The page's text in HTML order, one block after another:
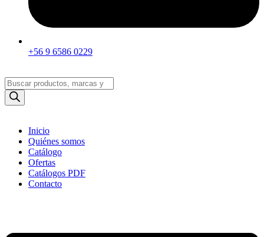
+56 9 6586 0229
Búsqueda
de
productos
Inicio
Quiénes somos
Catálogo
Ofertas
Catálogos PDF
Contacto